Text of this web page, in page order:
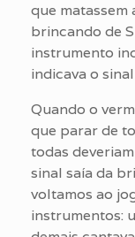
que
brincando de
instrumento
indicava o
Quando o
que parar de
todas
sinal saía da
voltamos ao
instrumentos: